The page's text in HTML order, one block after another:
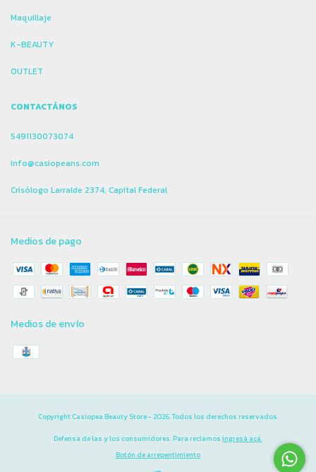
Maquillaje
K-BEAUTY
OUTLET
CONTACTÁNOS
5491130073074
info@casiopeans.com
Crisólogo Larralde 2374, Capital Federal
Medios de pago
Medios de envío
Copyright Casiopea Beauty Store - 2026. Todos los derechos reservados.
Defensa de las y los consumidores. Para reclamos ingresá acá.
Botón de arrepentimiento